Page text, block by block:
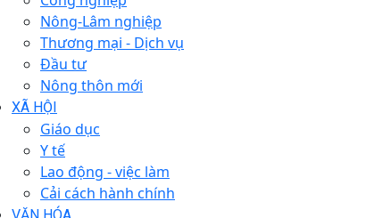
Nông-Lâm nghiệp
Thương mại - Dịch vụ
Đầu tư
Nông thôn mới
XÃ HỘI
Giáo dục
Y tế
Lao động - việc làm
Cải cách hành chính